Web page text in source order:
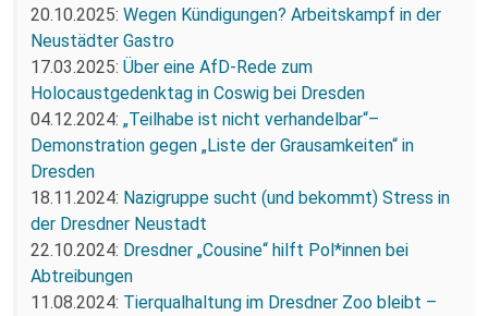
20.10.2025: Wegen Kündigungen? Arbeitskampf in der
Neustädter Gastro
17.03.2025: Über eine AfD-Rede zum
Holocaustgedenktag in Coswig bei Dresden
04.12.2024: „Teilhabe ist nicht verhandelbar“–
Demonstration gegen „Liste der Grausamkeiten“ in
Dresden
18.11.2024: Nazigruppe sucht (und bekommt) Stress in
der Dresdner Neustadt
22.10.2024: Dresdner „Cousine“ hilft Pol*innen bei
Abtreibungen
11.08.2024: Tierqualhaltung im Dresdner Zoo bleibt –